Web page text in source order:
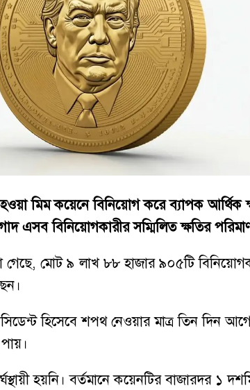
হওয়া মিম কয়েনে বিনিয়োগ করে ব্যাপক
এসব বিনিয়োগকারীর সম্মিলিত ক্ষতির
গেছে, মোট ৯ লাখ ৮৮ হাজার ৯০৫টি
হিসেবে শপথ নেওয়ার মাত্র তিন
হয়নি। বর্তমানে কয়েনটির